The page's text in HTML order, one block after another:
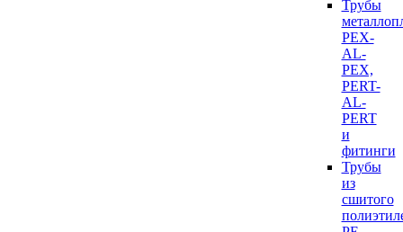
Трубы
PEX-
AL-
PEX,
PERT-
AL-
PERT
и
фитинги
Трубы
из
сшитого